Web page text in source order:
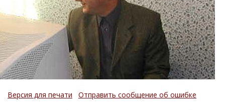
Версия для печати Отправить сообщение об ошибке